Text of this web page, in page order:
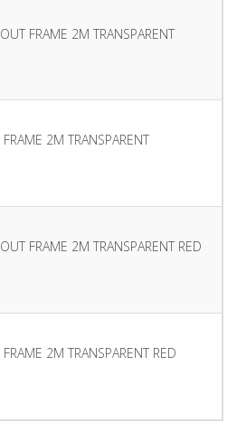
FRAME 2M TRANSPARENT
2M TRANSPARENT
FRAME 2M TRANSPARENT RED
2M TRANSPARENT RED